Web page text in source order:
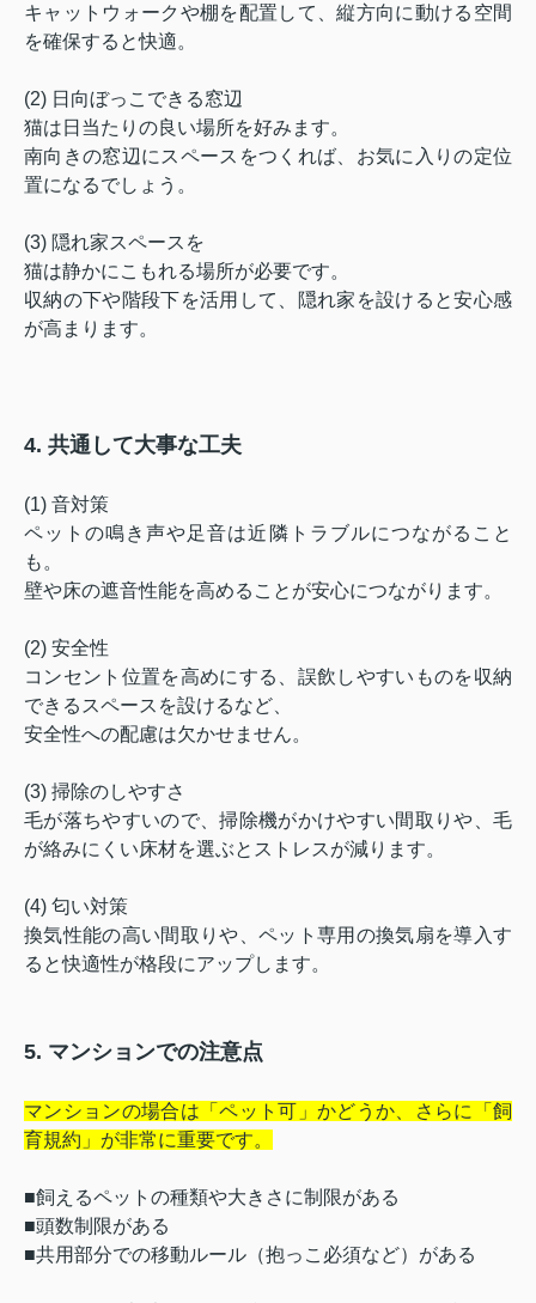
キャットウォークや棚を配置して、縦方向に動ける空間
を確保すると快適。
(2) 日向ぼっこできる窓辺
猫は日当たりの良い場所を好みます。
南向きの窓辺にスペースをつくれば、お気に入りの定位
置になるでしょう。
(3) 隠れ家スペースを
猫は静かにこもれる場所が必要です。
収納の下や階段下を活用して、隠れ家を設けると安心感
が高まります。
4. 共通して大事な工夫
(1) 音対策
ペットの鳴き声や足音は近隣トラブルにつながること
も。
壁や床の遮音性能を高めることが安心につながります。
(2) 安全性
コンセント位置を高めにする、誤飲しやすいものを収納
できるスペースを設けるなど、
安全性への配慮は欠かせません。
(3) 掃除のしやすさ
毛が落ちやすいので、掃除機がかけやすい間取りや、毛
が絡みにくい床材を選ぶとストレスが減ります。
(4) 匂い対策
換気性能の高い間取りや、ペット専用の換気扇を導入す
ると快適性が格段にアップします。
5. マンションでの注意点
マンションの場合は「ペット可」かどうか、さらに「飼
育規約」が非常に重要です。
■飼えるペットの種類や大きさに制限がある
■頭数制限がある
■共用部分での移動ルール（抱っこ必須など）がある